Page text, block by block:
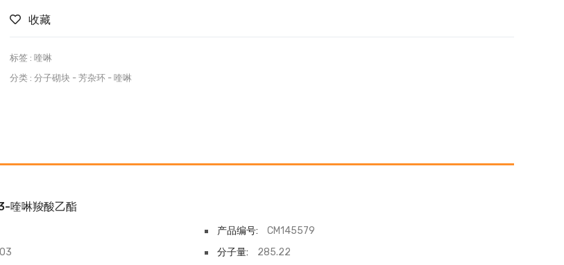
收藏
标签 : 喹啉
分类 : 分子砌块- 芳杂环- 喹啉
喹啉羧酸乙酯
产品编号:
CM145579
分子量:
285.22